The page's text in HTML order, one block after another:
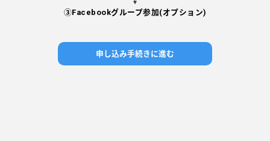
③Facebookグループ参加(オプション)
申し込み手続きに進む